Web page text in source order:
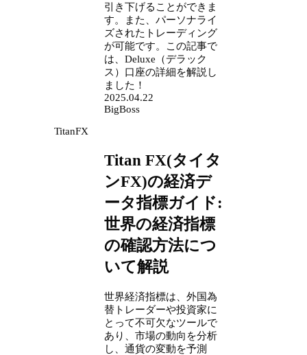
引き下げることができま
す。また、パーソナライ
ズされたトレーディング
が可能です。この記事で
は、Deluxe（デラック
ス）口座の詳細を解説し
ました！
2025.04.22
BigBoss
TitanFX
Titan FX(タイタ
ンFX)の経済デ
ータ指標ガイド:
世界の経済指標
の確認方法につ
いて解説
世界経済指標は、外国為
替トレーダーや投資家に
とって不可欠なツールで
あり、市場の動向を分析
し、通貨の変動を予測